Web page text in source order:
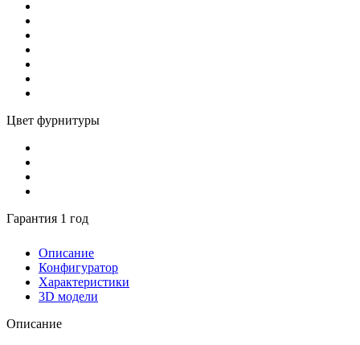
Цвет фурнитуры
Гарантия 1 год
Описание
Конфигуратор
Характеристики
3D модели
Описание